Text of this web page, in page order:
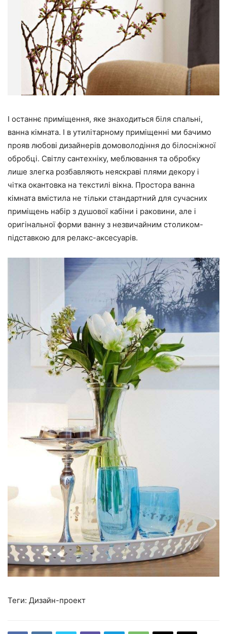
І останнє приміщення, яке знаходиться біля спальні,
ванна кімната. І в утилітарному приміщенні ми бачимо
прояв любові дизайнерів домоволодіння до білосніжної
обробці. Світлу сантехніку, меблювання та обробку
лише злегка розбавляють неяскраві плями декору і
чітка окантовка на текстилі вікна. Простора ванна
кімната вмістила не тільки стандартний для сучасних
приміщень набір з душової кабіни і раковини, але і
оригінальної форми ванну з незвичайним столиком-
підставкою для релакс-аксесуарів.
Теги: Дизайн-проект